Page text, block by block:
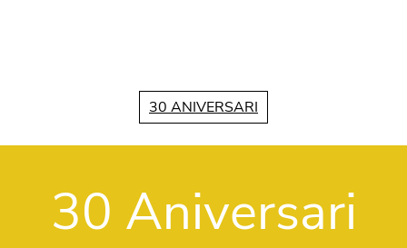
30 ANIVERSARI
30 Aniversari